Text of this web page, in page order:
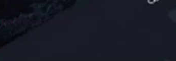
vorbehalten.